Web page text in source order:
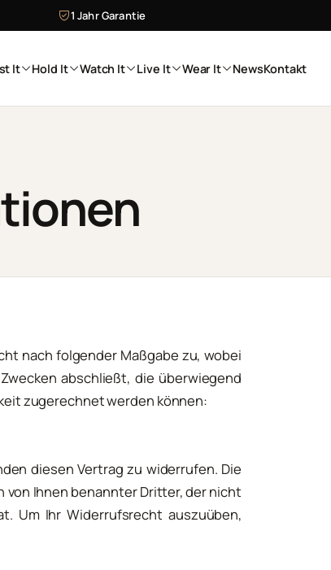
1 Jahr Garantie
It Hold It Watch It Live It Wear It NewsKontakt
nach folgender Maßgabe zu, wobei
abschließt, die überwiegend
zugerechnet werden können:
diesen Vertrag zu widerrufen. Die
von Ihnen benannter Dritter, der nicht
Um Ihr Widerrufsrecht auszuüben,